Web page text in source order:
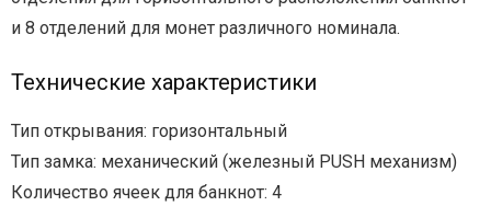
и 8 отделений для монет различного номинала.
Технические характеристики
Тип открывания: горизонтальный
Тип замка: механический (железный PUSH механизм)
Количество ячеек для банкнот: 4